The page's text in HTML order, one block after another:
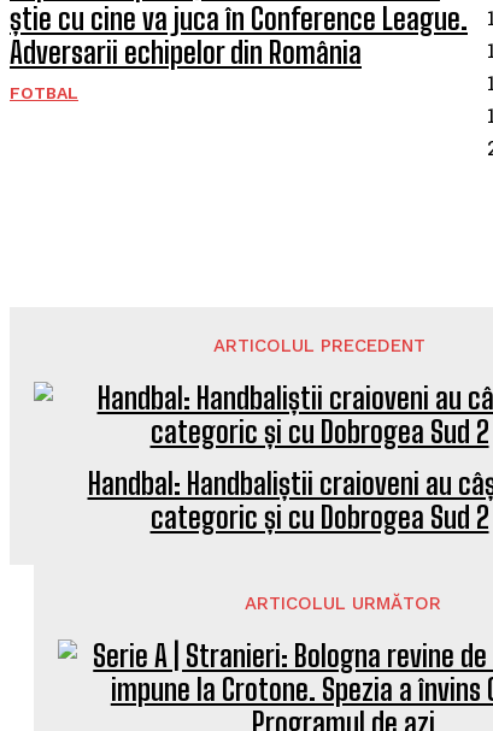
știe cu cine va juca în Conference League.
Adversarii echipelor din România
FOTBAL
ARTICOLUL PRECEDENT
Handbal: Handbaliștii craioveni au
categoric și cu Dobrogea Sud 2
ARTICOLUL URMĂTOR